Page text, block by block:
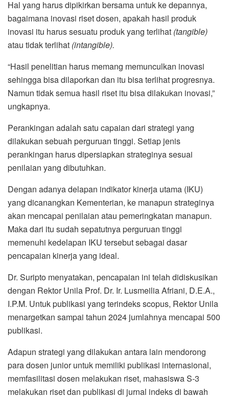
Hal yang harus dipikirkan bersama untuk ke depannya,
bagaimana inovasi riset dosen, apakah hasil produk
inovasi itu harus sesuatu produk yang terlihat (tangible)
atau tidak terlihat (intangible).
“Hasil penelitian harus memang memunculkan inovasi
sehingga bisa dilaporkan dan itu bisa terlihat progresnya.
Namun tidak semua hasil riset itu bisa dilakukan inovasi,”
ungkapnya.
Perankingan adalah satu capaian dari strategi yang
dilakukan sebuah perguruan tinggi. Setiap jenis
perankingan harus dipersiapkan strateginya sesuai
penilaian yang dibutuhkan.
Dengan adanya delapan indikator kinerja utama (IKU)
yang dicanangkan Kementerian, ke manapun strateginya
akan mencapai penilaian atau pemeringkatan manapun.
Maka dari itu sudah sepatutnya perguruan tinggi
memenuhi kedelapan IKU tersebut sebagai dasar
pencapaian kinerja yang ideal.
Dr. Suripto menyatakan, pencapaian ini telah didiskusikan
dengan Rektor Unila Prof. Dr. Ir. Lusmeilia Afriani, D.E.A.,
I.P.M. Untuk publikasi yang terindeks scopus, Rektor Unila
menargetkan sampai tahun 2024 jumlahnya mencapai 500
publikasi.
Adapun strategi yang dilakukan antara lain mendorong
para dosen junior untuk memiliki publikasi internasional,
memfasilitasi dosen melakukan riset, mahasiswa S-3
melakukan riset dan publikasi di jurnal indeks di bawah